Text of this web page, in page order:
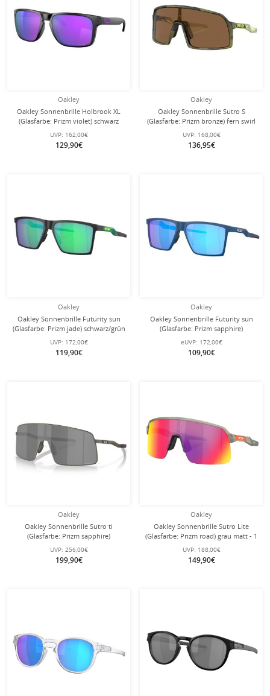
Oakley
Oakley Sonnenbrille Holbrook XL
(Glasfarbe: Prizm violet) schwarz
matt - 1 Brille
UVP: 162,00€
129,90€
Oakley
Oakley Sonnenbrille Sutro S
(Glasfarbe: Prizm bronze) fern swirl
grün - 1 Brille mit Hartschalenetui
UVP: 168,00€
136,95€
Oakley
Oakley Sonnenbrille Futurity sun
(Glasfarbe: Prizm jade) schwarz/grün
satiniert - 1 Brille
UVP: 172,00€
119,90€
Oakley
Oakley Sonnenbrille Futurity sun
(Glasfarbe: Prizm sapphire)
marineblau satiniert - 1 Brille
eUVP: 172,00€
109,90€
Oakley
Oakley Sonnenbrille Sutro ti
(Glasfarbe: Prizm sapphire)
gunmetal grau matt - 1 Brille mit
Hartschalenetui
UVP: 256,00€
199,90€
Oakley
Oakley Sonnenbrille Sutro Lite
(Glasfarbe: Prizm road) grau matt - 1
Brille mit Hartschalenetui
UVP: 188,00€
149,90€